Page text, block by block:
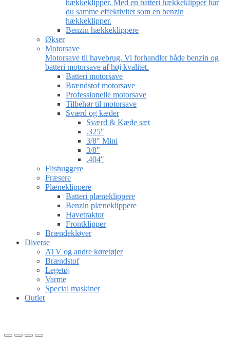
hækkeklipper. Med en batteri hækkeklipper har
du samme effektivitet som en benzin
hækkeklipper.
Benzin hækkeklippere
Økser
Motorsave
Motorsave til havebrug. Vi forhandler både benzin og
batteri motorsave af høj kvalitet.
Batteri motorsave
Brændstof motorsave
Professionelle motorsave
Tilbehør til motorsave
Sværd og kæder
Sværd & Kæde sæt
.325″
3/8″ Mini
3/8″
.404″
Flishuggere
Fræsere
Plæneklippere
Batteri plæneklippere
Benzin plæneklippere
Havetraktor
Frontklipper
Brændekløver
Diverse
ATV og andre køretøjer
Brændstof
Legetøj
Varme
Special maskiner
Outlet